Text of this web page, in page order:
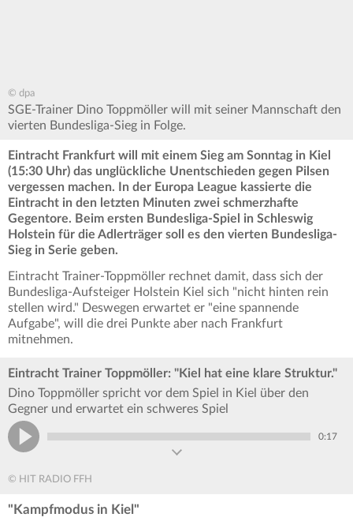
© dpa
SGE-Trainer Dino Toppmöller will mit seiner Mannschaft den
vierten Bundesliga-Sieg in Folge.
Eintracht Frankfurt will mit einem Sieg am Sonntag in Kiel
(15:30 Uhr) das unglückliche Unentschieden gegen Pilsen
vergessen machen. In der Europa League kassierte die
Eintracht in den letzten Minuten zwei schmerzhafte
Gegentore. Beim ersten Bundesliga-Spiel in Schleswig
Holstein für die Adlerträger soll es den vierten Bundesliga-
Sieg in Serie geben.
Eintracht Trainer-Toppmöller rechnet damit, dass sich der
Bundesliga-Aufsteiger Holstein Kiel sich "nicht hinten rein
stellen wird." Deswegen erwartet er "eine spannende
Aufgabe", will die drei Punkte aber nach Frankfurt
mitnehmen.
Eintracht Trainer Toppmöller: "Kiel hat eine klare Struktur."
Dino Toppmöller spricht vor dem Spiel in Kiel über den
Gegner und erwartet ein schweres Spiel
0:17
© HIT RADIO FFH
"Kampfmodus in Kiel"